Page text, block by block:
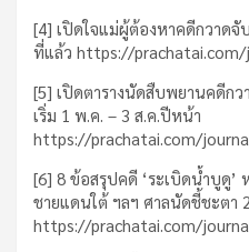
[4] เปิดใจแม่ผู้ต้องหาคดีกวาดจั
ที่แล้ว https://
[5] เปิดตารางนัดสืบพยานคดีก
เริ่ม 1 พ.ค. – 3 ส.ค.ปีหน้า
https://prachatai.com/
[6] 8 ข้อสรุปคดี ‘ระเบิดน้ำบูดู
ชายแดนใต้ ฯลฯ ศาลนัดชี้ชะตา
https://prachatai.com/